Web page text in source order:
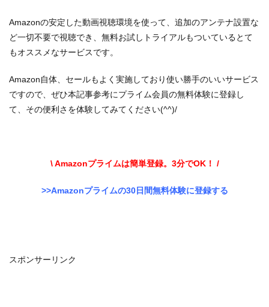
Amazonの安定した動画視聴環境を使って、追加のアンテナ設置な
ど一切不要で視聴でき、無料お試しトライアルもついているとて
もオススメなサービスです。
Amazon自体、セールもよく実施しており使い勝手のいいサービス
ですので、ぜひ本記事参考にプライム会員の無料体験に登録し
て、その便利さを体験してみてください(^^)/
\ Amazonプライムは簡単登録。3分でOK！ /
>>Amazonプライムの30日間無料体験に登録する
スポンサーリンク